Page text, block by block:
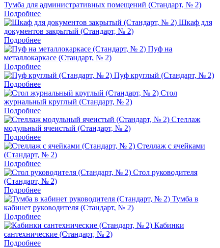
Тумба для административных помещений (Стандарт, № 2)
Подробнее
Шкаф для
документов закрытый (Стандарт, № 2)
Подробнее
Пуф на
металлокаркасе (Стандарт, № 2)
Подробнее
Пуф круглый (Стандарт, № 2)
Подробнее
Стол
журнальный круглый (Стандарт, № 2)
Подробнее
Стеллаж
модульный ячеистый (Стандарт, № 2)
Подробнее
Стеллаж с ячейками
(Стандарт, № 2)
Подробнее
Стол руководителя
(Стандарт, № 2)
Подробнее
Тумба в
кабинет руководителя (Стандарт, № 2)
Подробнее
Кабинки
сантехнические (Стандарт, № 2)
Подробнее